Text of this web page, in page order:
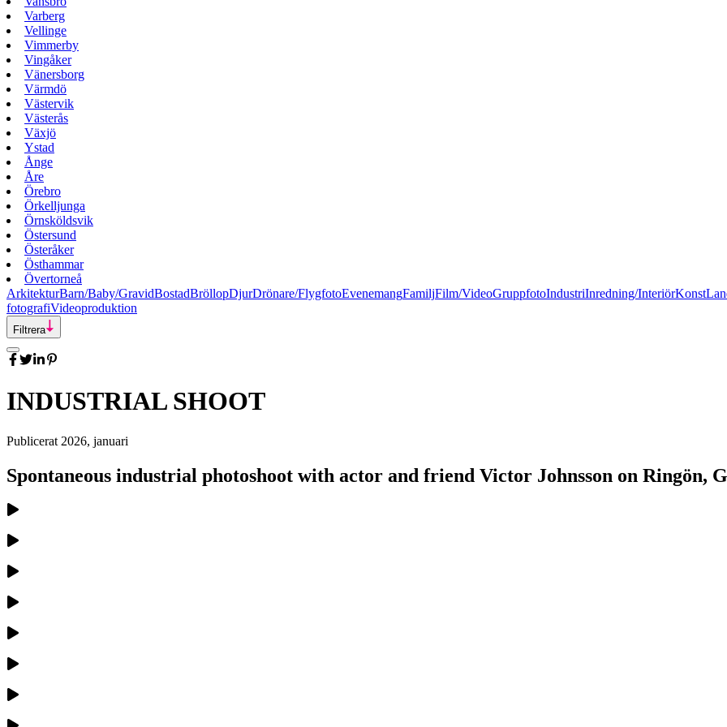
Varberg
Vellinge
Vimmerby
Vingåker
Vänersborg
Värmdö
Västervik
Västerås
Växjö
Ystad
Ånge
Åre
Örebro
Örkelljunga
Örnsköldsvik
Östersund
Österåker
Östhammar
Övertorneå
ArkitekturBarn/Baby/GravidBostadBröllopDjurDrönare/FlygfotoEvenemangFamiljFilm/VideoGruppfotoIndustriInredning/InteriörKonst
fotografiVideoproduktion
Filtrera
INDUSTRIAL SHOOT
Publicerat 2026, januari
Spontaneous industrial photoshoot with actor and friend Victor Johnsson on Ringön,